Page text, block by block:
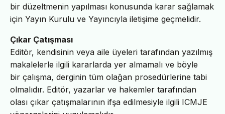
bir düzeltmenin yapılması konusunda karar sağlamak
için Yayın Kurulu ve Yayıncıyla iletişime geçmelidir.
Çıkar Çatışması
Editör, kendisinin veya aile üyeleri tarafından yazılmış
makalelerle ilgili kararlarda yer almamalı ve böyle
bir çalışma, derginin tüm olağan prosedürlerine tabi
olmalıdır. Editör, yazarlar ve hakemler tarafından
olası çıkar çatışmalarının ifşa edilmesiyle ilgili ICMJE